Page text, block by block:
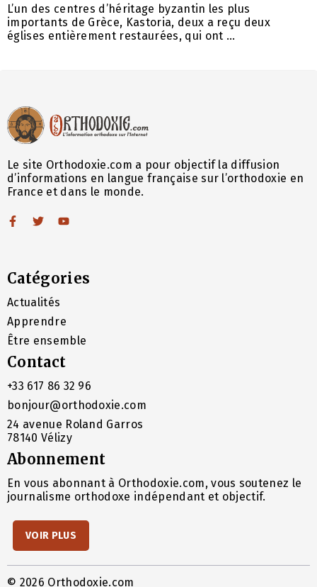
L’un des centres d’héritage byzantin les plus
importants de Grèce, Kastoria, deux a reçu deux
églises entièrement restaurées, qui ont ...
Le site Orthodoxie.com a pour objectif la diffusion
d’informations en langue française sur l’orthodoxie en
France et dans le monde.
Catégories
Actualités
Apprendre
Être ensemble
Contact
+33 617 86 32 96
bonjour@orthodoxie.com
24 avenue Roland Garros
78140 Vélizy
Abonnement
En vous abonnant à Orthodoxie.com, vous soutenez le
journalisme orthodoxe indépendant et objectif.
VOIR PLUS
© 2026 Orthodoxie.com